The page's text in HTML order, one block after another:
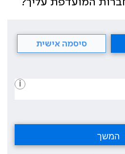
המועדפת עליך?
סיסמה אישית
i